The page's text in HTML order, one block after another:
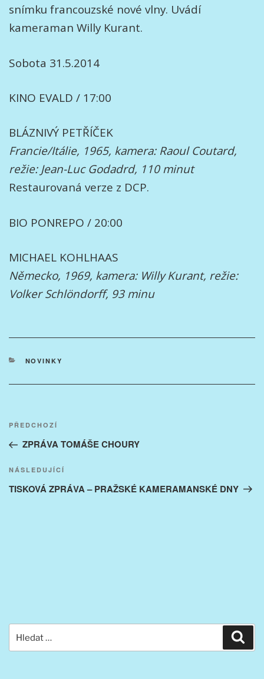
snímku francouzské nové vlny. Uvádí
kameraman Willy Kurant.
Sobota 31.5.2014
KINO EVALD / 17:00
BLÁZNIVÝ PETŘÍČEK
Francie/Itálie, 1965, kamera: Raoul Coutard,
režie: Jean-Luc Godadrd, 110 minut
Restaurovaná verze z DCP.
BIO PONREPO / 20:00
MICHAEL KOHLHAAS
Německo, 1969, kamera: Willy Kurant, režie:
Volker Schlöndorff, 93 minu
RUBRIKY
NOVINKY
Navigace
příspěvek
Předchozí
příspěvek
PŘEDCHOZÍ
ZPRÁVA TOMÁŠE CHOURY
Následující
příspěvek
NÁSLEDUJÍCÍ
TISKOVÁ ZPRÁVA – PRAŽSKÉ KAMERAMANSKÉ DNY